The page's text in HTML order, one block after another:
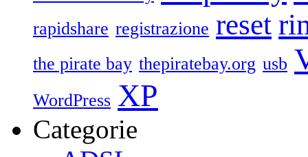
rapidshare registrazione reset
the pirate bay thepiratebay.org usb
WordPress XP
Categorie